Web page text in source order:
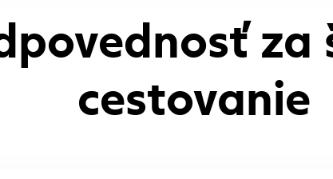
za
cestovanie